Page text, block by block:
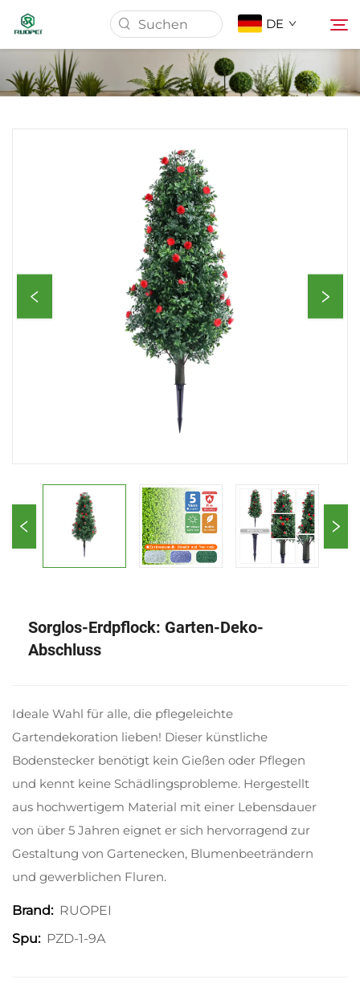
DE
Herunterladen
Sorglos-Erdpflock: Garten-Deko-
Abschluss
Ideale Wahl für alle, die pflegeleichte
Gartendekoration lieben! Dieser künstliche
Bodenstecker benötigt kein Gießen oder Pflegen
und kennt keine Schädlingsprobleme. Hergestellt
aus hochwertigem Material mit einer Lebensdauer
von über 5 Jahren eignet er sich hervorragend zur
Gestaltung von Gartenecken, Blumenbeeträndern
und gewerblichen Fluren.
Brand: RUOPEI
Spu: PZD-1-9A